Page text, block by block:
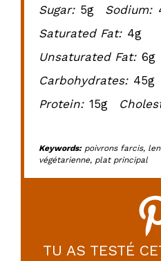
Sugar: 5g Sodium:
Saturated Fat: 4g
Unsaturated Fat: 6g
Carbohydrates: 45g
Protein: 15g
Keywords:poivrons farcis,
végétarienne, plat principal
TU AS TESTÉ